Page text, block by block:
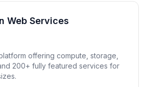
Web Services
offering compute, storage,
200+ fully featured services for